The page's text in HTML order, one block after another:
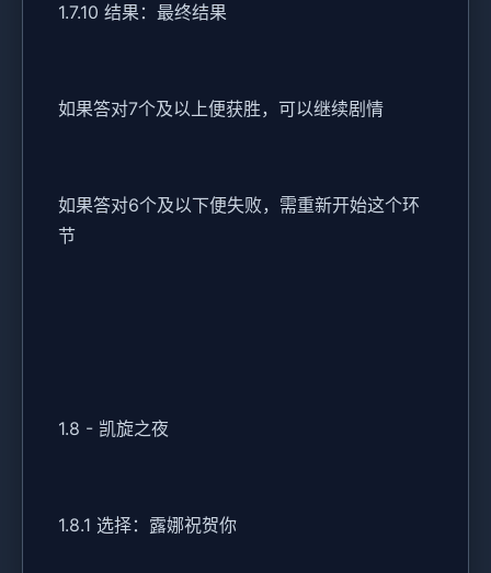
1.7.10 结果：最终结果
如果答对7个及以上便获胜，可以继续剧情
如果答对6个及以下便失败，需重新开始这个环
节
1.8 - 凯旋之夜
1.8.1 选择：露娜祝贺你